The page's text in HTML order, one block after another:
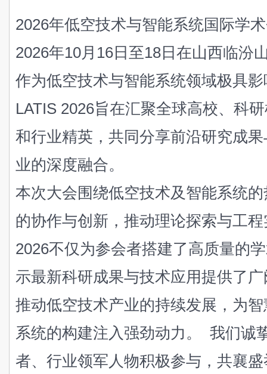
2026年低空技术与智能系统国际学
2026年10月16日至18日在山西临汾
作为低空技术与智能系统领域极具
LATIS 2026旨在汇聚全球高校、科
和行业精英，共同分享前沿研究成
业的深度融合。
本次大会围绕低空技术及智能系统
的协作与创新，推动理论探索与工
2026不仅为参会者搭建了高质量的
示最新科研成果与技术应用提供了
推动低空技术产业的持续发展，为
系统的构建注入强劲动力。
我们诚
者、行业领军人物积极参与，共襄